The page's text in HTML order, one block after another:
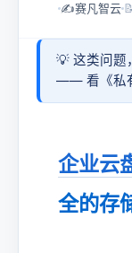
✍️赛凡智云
💡 这类问题
—— 看《私
企业云
全的存